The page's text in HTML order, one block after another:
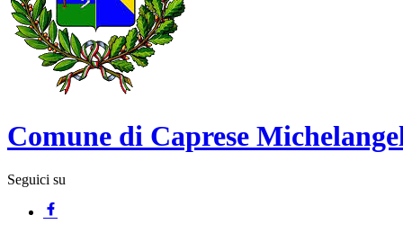
Comune di Caprese
Seguici su